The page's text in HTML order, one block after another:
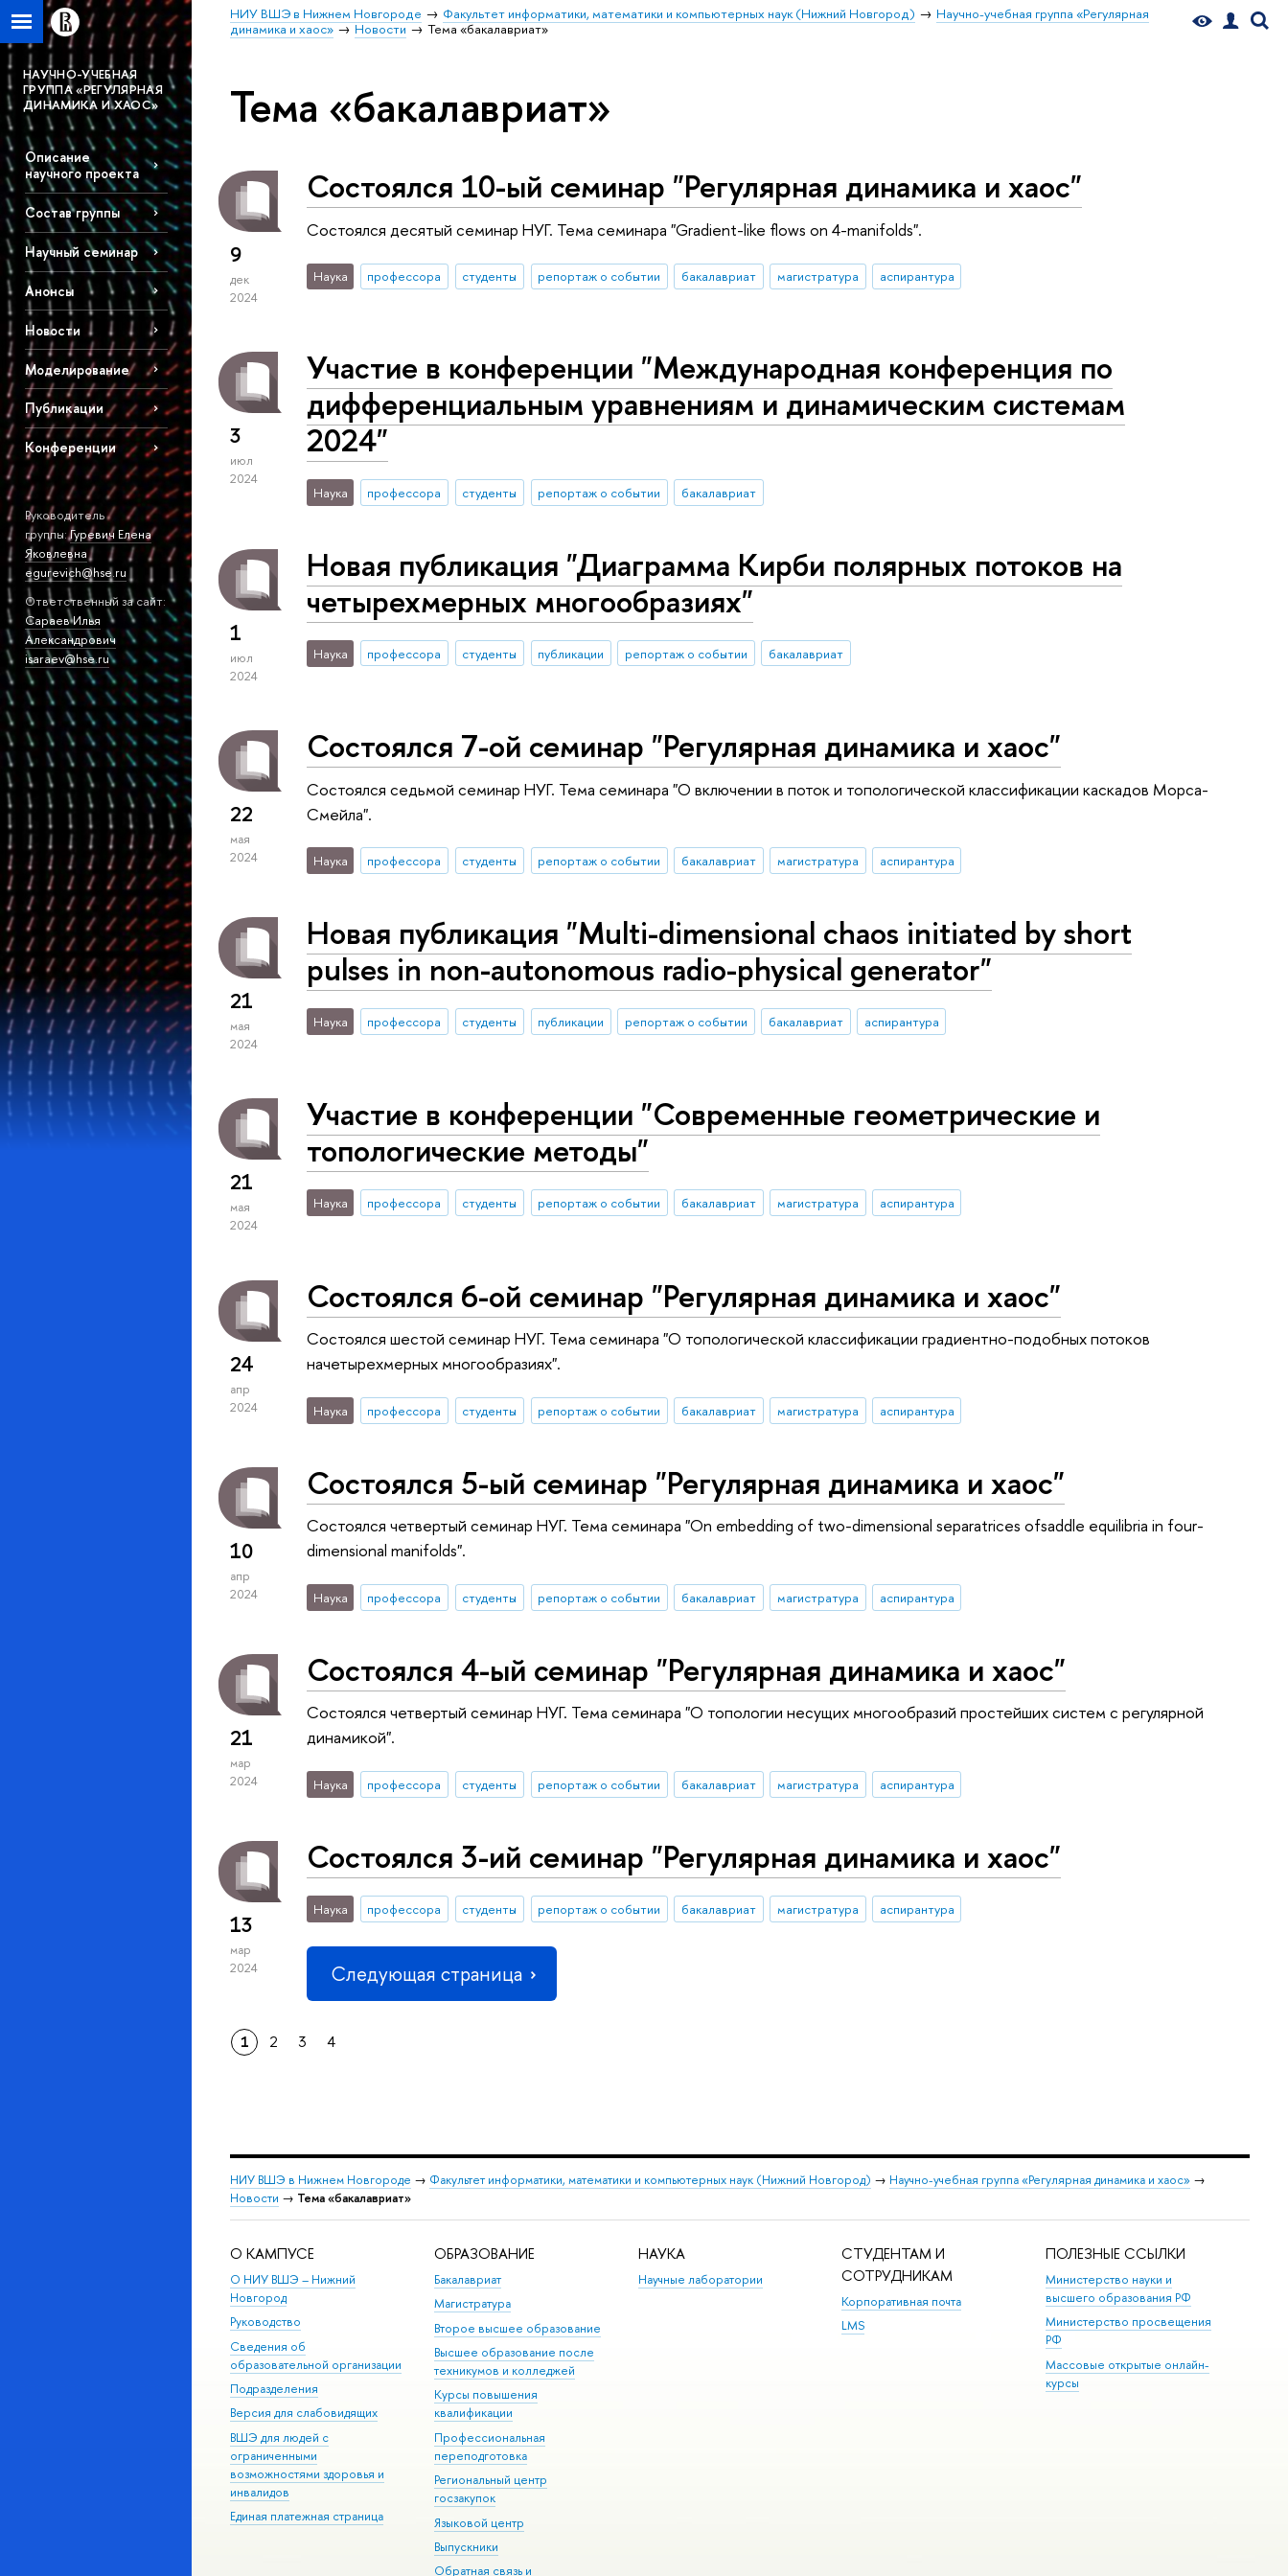
НИУ ВШЭ в Нижнем Новгороде Факультет информатики, математики и компьютерных наук (Нижний Новгород)
Научно-учебная группа «Регулярная
динамика и хаос»
Новости Тема «бакалавриат»
НАУЧНО-УЧЕБНАЯ
ГРУППА «РЕГУЛЯРНАЯ
ДИНАМИКА И ХАОС»
Описание
научного проекта
Состав группы
Научный семинар
Анонсы
Новости
Моделирование
Публикации
Конференции
Руководитель
группы:Гуревич Елена
Яковлевна
egurevich@hse.ru
Ответственный за сайт:
Сараев Илья
Александрович
isaraev@hse.ru
Тема «бакалавриат»
9
дек
2024
Состоялся 10-ый семинар "Регулярная динамика и хаос"
Состоялся десятый семинар НУГ. Тема семинара "Gradient-like flows on 4-manifolds".
Наука профессора студенты репортаж о событии бакалавриат магистратура аспирантура
3
июл
2024
Участие в конференции "Международная конференция по
дифференциальным уравнениям и динамическим системам
2024"
Наука профессора студенты репортаж о событии бакалавриат
1
июл
2024
Новая публикация "Диаграмма Кирби полярных потоков на
четырехмерных многообразиях"
Наука профессора студенты публикации репортаж о событии бакалавриат
22
мая
2024
Состоялся 7-ой семинар "Регулярная динамика и хаос"
Состоялся седьмой семинар НУГ. Тема семинара "О включении в поток и топологической классификации каскадов Морса-
Смейла".
Наука профессора студенты репортаж о событии бакалавриат магистратура аспирантура
21
мая
2024
Новая публикация "Multi-dimensional chaos initiated by short
pulses in non-autonomous radio-physical generator"
Наука профессора студенты публикации репортаж о событии бакалавриат аспирантура
21
мая
2024
Участие в конференции "Современные геометрические и
топологические методы"
Наука профессора студенты репортаж о событии бакалавриат магистратура аспирантура
24
апр
2024
Состоялся 6-ой семинар "Регулярная динамика и хаос"
Состоялся шестой семинар НУГ. Тема семинара "О топологической классификации градиентно-подобных потоков
начетырехмерных многообразиях".
Наука профессора студенты репортаж о событии бакалавриат магистратура аспирантура
10
апр
2024
Состоялся 5-ый семинар "Регулярная динамика и хаос"
Состоялся четвертый семинар НУГ. Тема семинара "On embedding of two-dimensional separatrices ofsaddle equilibria in four-
dimensional manifolds".
Наука профессора студенты репортаж о событии бакалавриат магистратура аспирантура
21
мар
2024
Состоялся 4-ый семинар "Регулярная динамика и хаос"
Состоялся четвертый семинар НУГ. Тема семинара "О топологии несущих многообразий простейших систем с регулярной
динамикой".
Наука профессора студенты репортаж о событии бакалавриат магистратура аспирантура
13
мар
2024
Состоялся 3-ий семинар "Регулярная динамика и хаос"
Наука профессора студенты репортаж о событии бакалавриат магистратура аспирантура
Следующая страница
1 2 3 4
НИУ ВШЭ в Нижнем Новгороде → Факультет информатики, математики и компьютерных наук (Нижний Новгород) → Научно-учебная группа «Регулярная динамика и хаос» →
Новости → Тема «бакалавриат»
О КАМПУСЕ
О НИУ ВШЭ – Нижний
Новгород
Руководство
Сведения об
образовательной организации
Подразделения
Версия для слабовидящих
ВШЭ для людей с
ограниченными
возможностями здоровья и
инвалидов
Единая платежная страница
ОБРАЗОВАНИЕ
Бакалавриат
Магистратура
Второе высшее образование
Высшее образование после
техникумов и колледжей
Курсы повышения
квалификации
Профессиональная
переподготовка
Региональный центр
госзакупок
Языковой центр
Выпускники
Обратная связь и
НАУКА
Научные лаборатории
СТУДЕНТАМ И
СОТРУДНИКАМ
Корпоративная почта
LMS
ПОЛЕЗНЫЕ ССЫЛКИ
Министерство науки и
высшего образования РФ
Министерство просвещения
РФ
Массовые открытые онлайн-
курсы